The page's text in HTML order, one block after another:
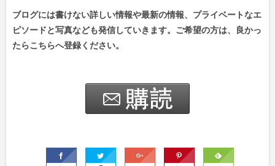
ブログには書けない詳しい情報や最新の情報、プライベートなエ
ピソードと写真なども発信していきます。ご希望の方は、良かっ
たらこちらへ登録ください。